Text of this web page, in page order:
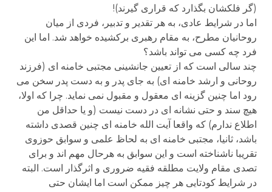
(گر فلکشان بگذارد که قراری گیرند)!
اما در شرایط عادی، به هر تقدیر و تدبیر، فردی از میان
روحانیان مطرح، به مقام رهبری برکشیده خواهد شد. اما این
فرد چه کسی می تواند باشد؟
چند سالی است که از تعیین جانشینی مجتبی خامنه ای (فرزند
روحانی و ارشد خامنه ای) به جای پدر و به دست پدر سخن می
رود اما چنین گزینه ای معقول و مقبول نمی نماید. چرا که اولا،
هیچ سند و حتی نشانه ای در دست نیست (و یا حداقل من
اطلاع ندارم) که واقعا آیت الله خامنه ای چنین قصدی داشته
باشد، ثانیا، مجتبی خامنه ای به لحاظ علمی و سوابق حوزوی
تقریبا ناشناخته است و این سوابق به هرحال مهم اند و برای
تصدی مقام ولایت مطلقه فقیه ضروری و اثرگذار است. البته
در شرایط کودتایی هر چیز ممکن است اما ایشان حتی